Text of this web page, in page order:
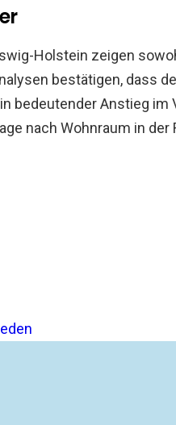
Holstein zeigen
bestätigen, dass
bedeutender Anstieg im
nach Wohnraum in der